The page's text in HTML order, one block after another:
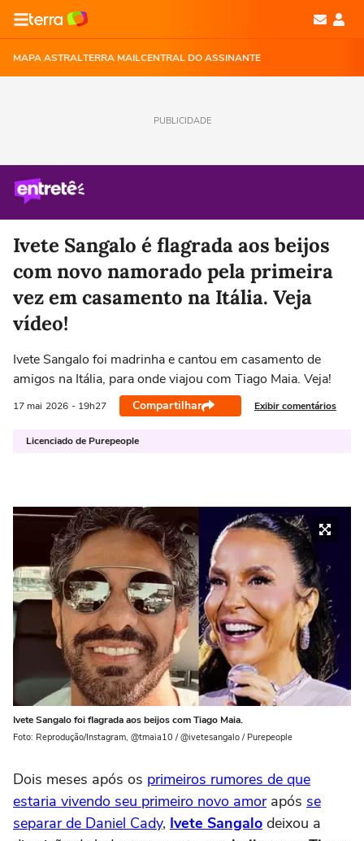
MAPA ASTRALTERRA MAILCENTRAL DO ASSINANTE
PUBLICIDADE
Ivete Sangalo é flagrada aos beijos
com novo namorado pela primeira
vez em casamento na Itália. Veja
vídeo!
Ivete Sangalo foi madrinha e cantou em casamento de
amigos na Itália, para onde viajou com Tiago Maia. Veja!
17 mai 2026 - 19h27 Compartilhar Exibir comentários
Licenciado de Purepeople
Ivete Sangalo foi flagrada aos beijos com Tiago Maia.
Foto: Reprodução/Instagram, @tmaia10 / @ivetesangalo / Purepeople
Dois meses após os primeiros rumores de que
estaria vivendo seu primeiro novo amorapós se
separar de Daniel Cady, Ivete Sangalo deixou a